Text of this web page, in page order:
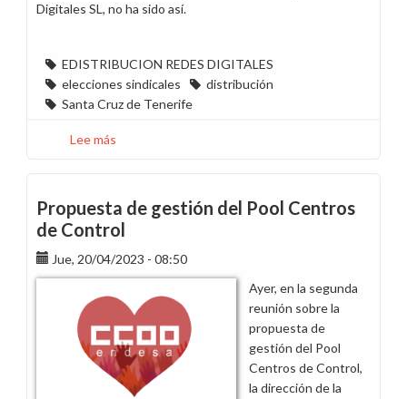
Digitales SL, no ha sido así.
EDISTRIBUCION REDES DIGITALES
elecciones sindicales
distribución
Santa Cruz de Tenerife
Lee más
anillo
pa
´cuando?
Propuesta de gestión del Pool Centros
de Control
Jue, 20/04/2023 - 08:50
Ayer, en la segunda
reunión sobre la
propuesta de
gestión del Pool
Centros de Control,
la dirección de la